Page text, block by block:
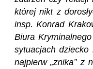
której nikt z
insp. Konrad
Biura Kryminalnego
sytuacjach dziecko
najpierw „znika” z